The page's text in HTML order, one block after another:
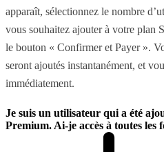
apparaît, sélectionnez le nombre
vous souhaitez ajouter à votre plan
le bouton « Confirmer et Payer ».
seront ajoutés instantanément, et
immédiatement.
Je suis un utilisateur qui a été
Premium. Ai-je accès à toutes les